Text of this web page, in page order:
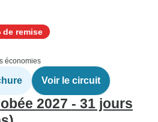
de remise
économies
Voir le circuit
2027 - 31 jours